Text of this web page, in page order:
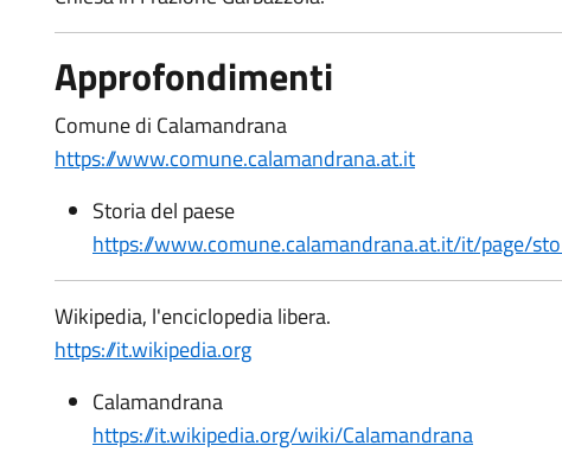
Approfondimenti
Comune di Calamandrana
https://www.comune.calamandrana.at.it
Storia del paese
https://www.comune.calamandrana.at.it/it/page/
Wikipedia, l'enciclopedia libera.
https://it.wikipedia.org
Calamandrana
https://it.wikipedia.org/wiki/Calamandrana